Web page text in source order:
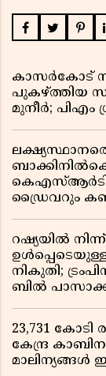
കാസർകോട്
പുകഴ്ത്തിയ
മുനീർ; പിഎം
ഡ്രൈവറും
റഷ്യയിൽ
നികുതി;
ബിൽ
23,731
കേന്ദ്ര
മാലിന്യങ്ങൾ